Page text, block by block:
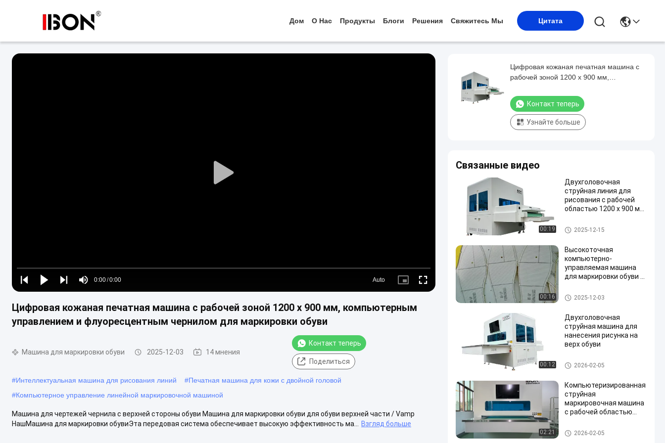
Дом О Нас Продукты Блоги Решения Свяжитесь Мы Цитата
Play
Play
Play
Play
Mute
Time
0:00/0:00
Loaded:
0%
Auto
Picture- Fullscreen
Цифровая кожаная печатная машина с рабочей зоной 1200 x 900 мм, компьютерным
управлением и флуоресцентным чернилом для маркировки обуви
Машина для маркировки обуви 2025-12-03 14 мнения
Контакт теперь
Поделиться
#Интеллектуальная машина для рисования линий #Печатная машина для кожи с двойной головой
#Компьютерное управление линейной маркировочной машиной
Машина для чертежей чернила с верхней стороны обуви Машина для маркировки обуви для обуви верхней части / Vamp
НашМашина для маркировки обувиЭта передовая система обеспечивает высокую эффективность ма...
Взгляд больше
Цифровая кожаная печатная машина с
рабочей зоной 1200 x 900 мм,
флуоресцентным чернилом для
маркировки обуви
Контакт теперь
Узнайте больше
Связанные видео
00:19
Двухголовочная
струйная линия для
рисования с рабочей
областью 1200 x 900 мм
распознаванием для
верха обуви
Машина для маркировки обу
ви
2025-12-15
00:16
Высокоточная
компьютерно-
управляемая машина
для маркировки обуви с
900 мм для верхней
части обуви и вампа
Машина для маркировки обу
ви
2025-12-03
00:12
Двухголовочная
струйная машина для
нанесения рисунка на
верх обуви
Машина для маркировки обу
ви
2026-02-05
02:21
Компьютеризированная
струйная
маркировочная машина
с рабочей областью
системой УФ-линейной
отрисовки для верха
Машина для маркировки обу
ви
2026-02-05